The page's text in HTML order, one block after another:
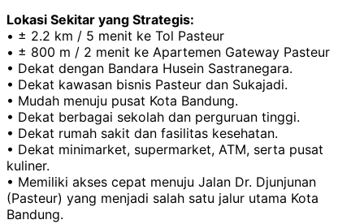
Lokasi Sekitar yang Strategis:
• ± 2.2 km / 5 menit ke Tol Pasteur
• ± 800 m / 2 menit ke Apartemen Gateway Pasteur
• Dekat dengan Bandara Husein Sastranegara.
• Dekat kawasan bisnis Pasteur dan Sukajadi.
• Mudah menuju pusat Kota Bandung.
• Dekat berbagai sekolah dan perguruan tinggi.
• Dekat rumah sakit dan fasilitas kesehatan.
• Dekat minimarket, supermarket, ATM, serta pusat
kuliner.
• Memiliki akses cepat menuju Jalan Dr. Djunjunan
(Pasteur) yang menjadi salah satu jalur utama Kota
Bandung.